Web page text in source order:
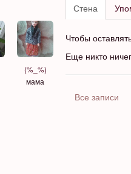
(%_%)
мама
Стена
Чтобы
Еще никто
Все записи